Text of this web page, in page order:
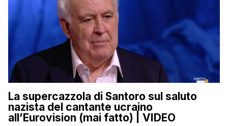
La supercazzola di Santoro sul saluto
nazista del cantante ucraino
all’Eurovision (mai fatto) | VIDEO